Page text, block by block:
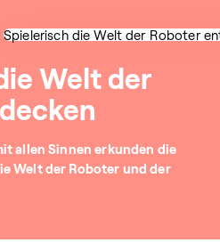
Spielerisch die Welt der Roboter
Welt der
allen Sinnen erkunden die
Welt der Roboter und der